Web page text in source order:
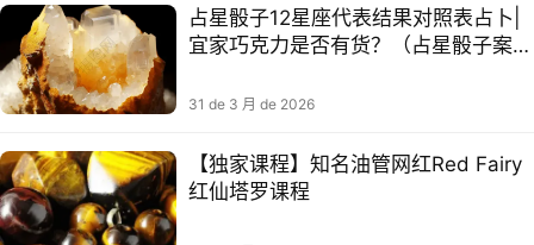
占星骰子12星座代表结果对照表占卜|
宜家巧克力是否有货？（占星骰子案例
31 de 3 月 de 2026
【独家课程】知名油管网红Red Fairy
红仙塔罗课程